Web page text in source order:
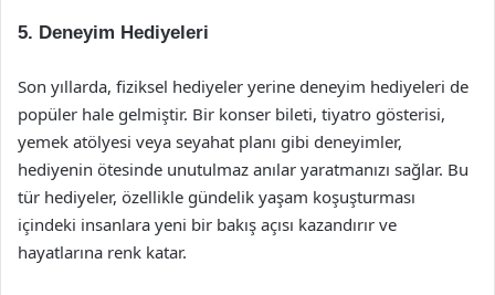
5. Deneyim Hediyeleri
Son yıllarda, fiziksel hediyeler yerine deneyim hediyeleri de
popüler hale gelmiştir. Bir konser bileti, tiyatro gösterisi,
yemek atölyesi veya seyahat planı gibi deneyimler,
hediyenin ötesinde unutulmaz anılar yaratmanızı sağlar. Bu
tür hediyeler, özellikle gündelik yaşam koşuşturması
içindeki insanlara yeni bir bakış açısı kazandırır ve
hayatlarına renk katar.